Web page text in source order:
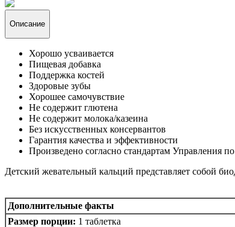
Описание
Хорошо усваивается
Пищевая добавка
Поддержка костей
Здоровые зубы
Хорошее самочувствие
Не содержит глютена
Не содержит молока/казеина
Без искусственных консервантов
Гарантия качества и эффективности
Произведено согласно стандартам
Детский жевательный кальций представляет собой
Дополнительные факты
Размер порции: 1 таблетка